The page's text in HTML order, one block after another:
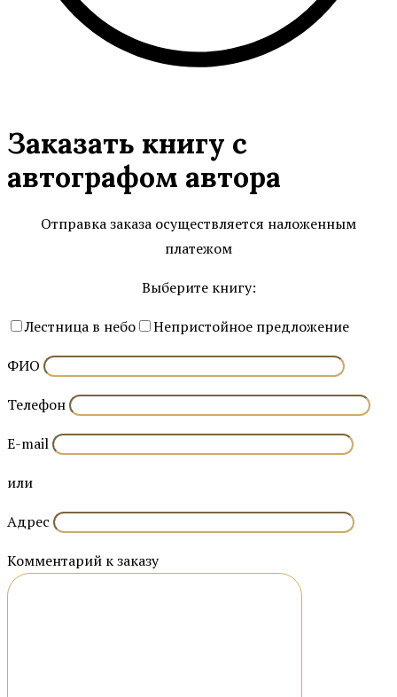
Заказать книгу с
автографом автора
Отправка заказа осуществляется наложенным
платежом
Выберите книгу:
Лестница в небо
Непристойное предложение
ФИО
Телефон
E-mail
или
Адрес
Комментарий к заказу